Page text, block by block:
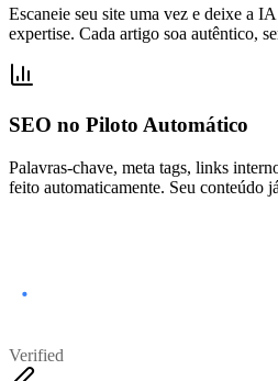
Escaneie seu site uma vez e deixe a
expertise. Cada artigo soa autêntico,
SEO no Piloto Automático
Palavras-chave, meta tags, links
feito automaticamente. Seu conteúdo
Verified